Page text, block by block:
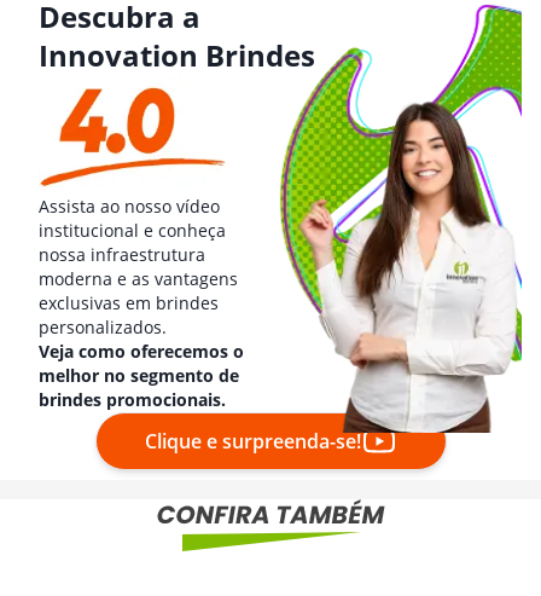
Descubra a
Innovation Brindes
Assista ao nosso vídeo
institucional e conheça
nossa infraestrutura
moderna e as vantagens
exclusivas em brindes
personalizados.
Veja como oferecemos o
melhor no segmento de
brindes promocionais.
Clique e surpreenda-se!